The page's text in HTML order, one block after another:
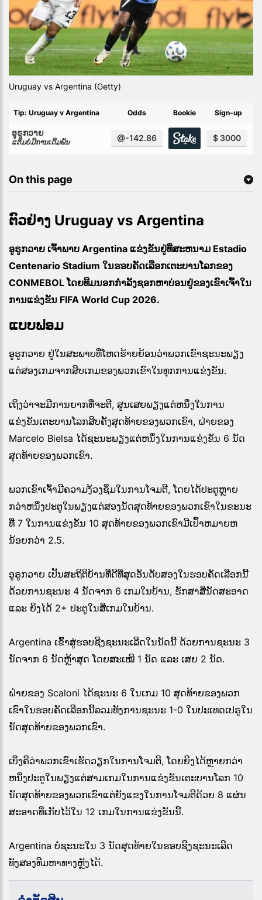
Uruguay vs Argentina (Getty)
Tip: Uruguay v Argentina Odds Bookie Sign-up
ອູຣູກວາຍ
ແຕ້ມບໍ່ມີການເດີມພັນ @-142.86 $ 3000
On this page
ຕົວຢ່າງ Uruguay vs Argentina
ອູຣູກວາຍ ເຈົ້າພາບ Argentina ແຂ່ງຂັນຢູ່ທີ່ສະຫນາມ Estadio
Centenario Stadium ໃນຮອບຄັດເລືອກເຕະບານໂລກຂອງ
CONMEBOL ໂດຍທີມນອກກໍາລັງຊອກຫາບ່ອນຢູ່ຂອງເຂົາເຈົ້າໃນ
ການແຂ່ງຂັນ FIFA World Cup 2026.
ແບບຟອມ
ອູຣູກວາຍ ຢູ່ໃນສະພາບທີ່ໂຫດຮ້າຍຍ້ອນວ່າພວກເຂົາຊະນະພຽງ
ແຕ່ສອງເກມຈາກສິບເກມຂອງພວກເຂົາໃນທຸກການແຂ່ງຂັນ.
ເຖິງວ່າຈະມີການຍາກທີ່ຈະຕີ, ສູນເສຍພຽງແຕ່ຫນຶ່ງໃນການ
ແຂ່ງຂັນເຕະບານໂລກສິບຄັ້ງສຸດທ້າຍຂອງພວກເຂົາ, ຝ່າຍຂອງ
Marcelo Bielsa ໄດ້ຊະນະພຽງແຕ່ຫນຶ່ງໃນການແຂ່ງຂັນ 6 ນັດ
ສຸດທ້າຍຂອງພວກເຂົາ.
ພວກເຂົາເຈົ້າມີຄວາມງ້ວງຊຶມໃນການໂຈມຕີ, ໂດຍໄດ້ປະຕູຫຼາຍ
ກວ່າຫນຶ່ງປະຕູໃນພຽງແຕ່ສອງນັດສຸດທ້າຍຂອງພວກເຂົາໃນຂະນະ
ທີ່ 7 ໃນການແຂ່ງຂັນ 10 ສຸດທ້າຍຂອງພວກເຂົາມີເປົ້າຫມາຍຫ
ນ້ອຍກວ່າ 2.5.
ອູຣູກວາຍ ເປັນສະຖິຕິບ້ານທີ່ດີທີ່ສຸດອັນດັບສອງໃນຮອບຄັດເລືອກນີ້
ດ້ວຍການຊະນະ 4 ນັດຈາກ 6 ເກມໃນບ້ານ, ຮັກສາສີ່ນັດສະອາດ
ແລະ ຍິງໄດ້ 2+ ປະຕູໃນສີ່ເກມໃນບ້ານ.
Argentina ເຂົ້າສູ່ຮອບຊີງຊະນະເລີດໃນນັດນີ້ ດ້ວຍການຊະນະ 3
ນັດຈາກ 6 ນັດຫຼ້າສຸດ ໂດຍສະເໝີ 1 ນັດ ແລະ ເສຍ 2 ນັດ.
ຝ່າຍຂອງ Scaloni ໄດ້ຊະນະ 6 ໃນເກມ 10 ສຸດທ້າຍຂອງພວກ
ເຂົາໃນຮອບຄັດເລືອກນີ້ລວມທັງການຊະນະ 1-0 ໃນປະເທດເປຣູໃນ
ນັດສຸດທ້າຍຂອງພວກເຂົາ.
ເບິ່ງຄືວ່າພວກເຂົາເຮັດວຽກໃນການໂຈມຕີ, ໂດຍຍິງໄດ້ຫຼາຍກວ່າ
ຫນຶ່ງປະຕູໃນພຽງແຕ່ສາມເກມໃນການແຂ່ງຂັນເຕະບານໂລກ 10
ນັດສຸດທ້າຍຂອງພວກເຂົາແຕ່ຍັງແຂງໃນການໂຈມຕີດ້ວຍ 8 ແຜ່ນ
ສະອາດທີ່ເກັບໄວ້ໃນ 12 ເກມໃນການແຂ່ງຂັນນີ້.
Argentina ບໍ່ຊະນະໃນ 3 ນັດສຸດທ້າຍໃນຮອບຊີງຊະນະເລີດ
ທັງສອງທີມຫາທາງຫຼັງໄດ້.